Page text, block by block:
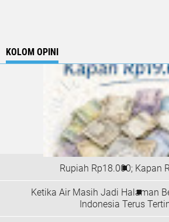
KOLOM OPINI
Rupiah Rp18.000; Kapan
Ketika Air Masih Jadi Halaman
Indonesia Terus